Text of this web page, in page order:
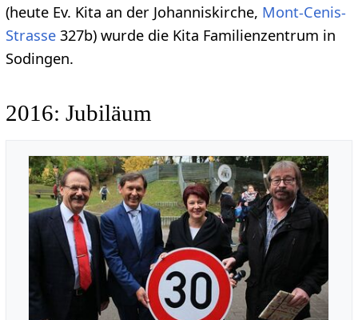
(heute Ev. Kita an der Johanniskirche, Mont-Cenis-
Strasse327b) wurde die Kita Familienzentrum in
Sodingen.
2016: Jubiläum